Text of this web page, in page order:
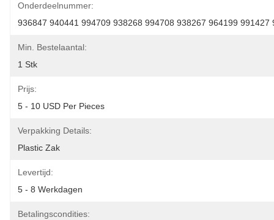
Onderdeelnummer:
936847 940441 994709 938268 994708 938267 964199 991427
Min. Bestelaantal:
1 Stk
Prijs:
5 - 10 USD Per Pieces
Verpakking Details:
Plastic Zak
Levertijd:
5 - 8 Werkdagen
Betalingscondities: